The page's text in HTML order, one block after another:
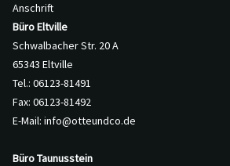
Anschrift
Büro Eltville
Schwalbacher Str. 20 A
65343 Eltville
Tel.: 06123-81491
Fax: 06123-81492
E-Mail: info@otteundco.de
Büro Taunusstein